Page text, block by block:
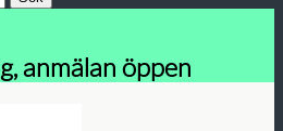
anmälan öppen